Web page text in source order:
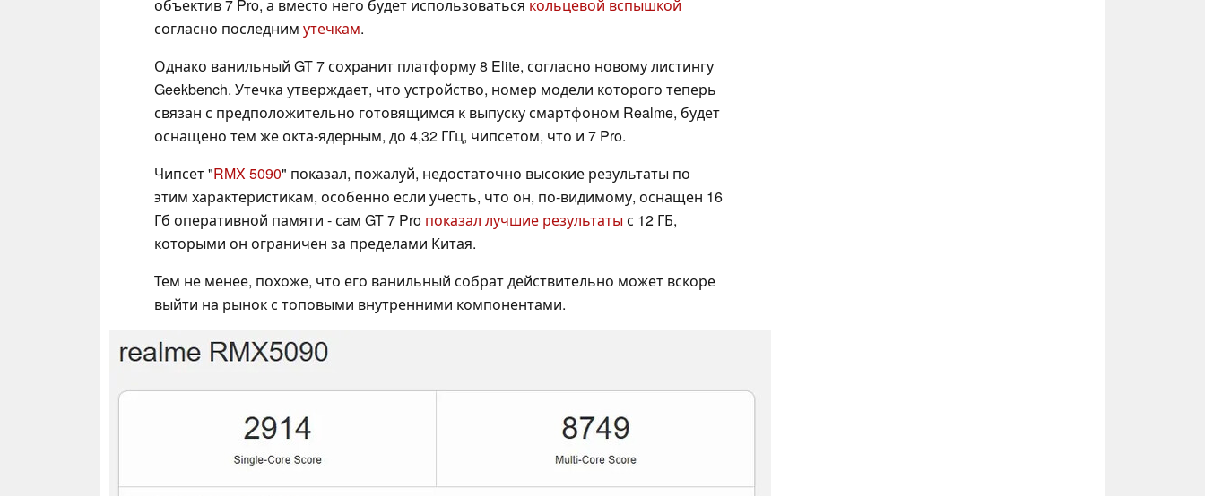
объектив 7 Pro, а вместо него будет использоваться кольцевой вспышкой
согласно последним утечкам.
Однако ванильный GT 7 сохранит платформу 8 Elite, согласно новому листингу
Geekbench. Утечка утверждает, что устройство, номер модели которого теперь
связан с предположительно готовящимся к выпуску смартфоном Realme, будет
оснащено тем же окта-ядерным, до 4,32 ГГц, чипсетом, что и 7 Pro.
Чипсет "RMX 5090" показал, пожалуй, недостаточно высокие результаты по
этим характеристикам, особенно если учесть, что он, по-видимому, оснащен 16
Гб оперативной памяти - сам GT 7 Pro показал лучшие результаты с 12 ГБ,
которыми он ограничен за пределами Китая.
Тем не менее, похоже, что его ванильный собрат действительно может вскоре
выйти на рынок с топовыми внутренними компонентами.